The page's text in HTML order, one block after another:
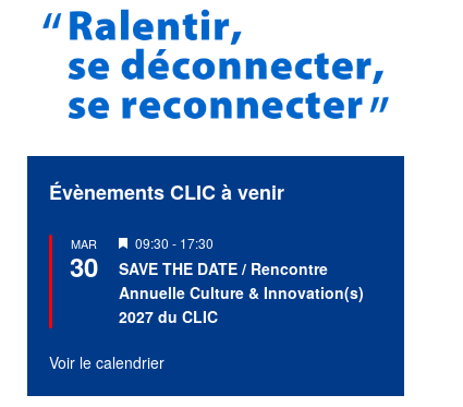
Évènements CLIC à venir
MAR
30
Mis
en
avant
09:30 - 17:30
SAVE THE DATE / Rencontre
Annuelle Culture & Innovation(s)
2027 du CLIC
Voir le calendrier